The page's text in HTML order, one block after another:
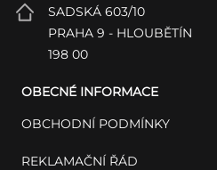
SADSKÁ 603/10
PRAHA 9 - HLOUBĚTÍN
198 00
OBECNÉ INFORMACE
OBCHODNÍ PODMÍNKY
REKLAMAČNÍ ŘÁD